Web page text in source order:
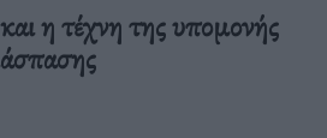
η τέχνη της υπομονής